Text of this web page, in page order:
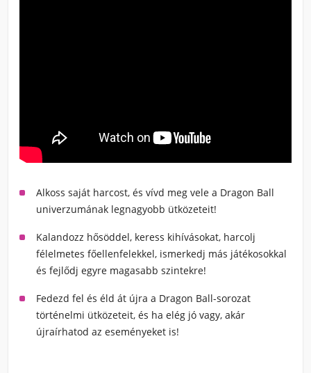
Alkoss saját harcost, és vívd meg vele a Dragon Ball
univerzumának legnagyobb ütközeteit!
Kalandozz hősöddel, keress kihívásokat, harcolj
félelmetes főellenfelekkel, ismerkedj más játékosokkal
és fejlődj egyre magasabb szintekre!
Fedezd fel és éld át újra a Dragon Ball-sorozat
történelmi ütközeteit, és ha elég jó vagy, akár
újraírhatod az eseményeket is!